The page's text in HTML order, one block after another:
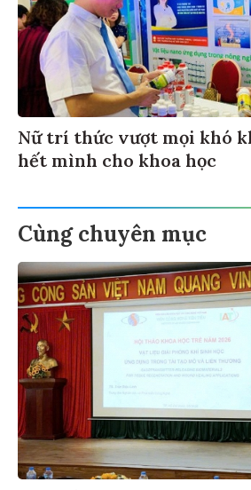
Nữ trí thức vượt mọi khó
hết mình cho khoa học
Cùng chuyên mục